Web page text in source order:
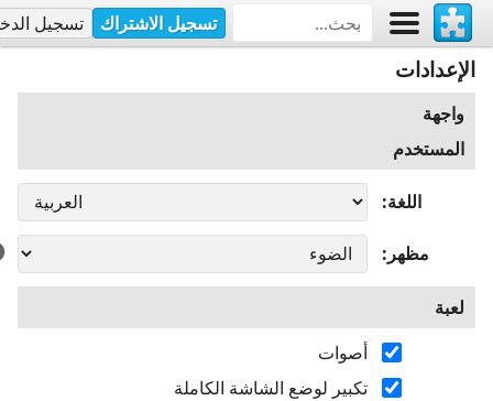
تسجيل الاشتراك تسجيل
الإعدادات
واجهة
المستخدم
اللغة
مظهر
لعبة
أصوات
تكبير لوضع الشاشة الكاملة